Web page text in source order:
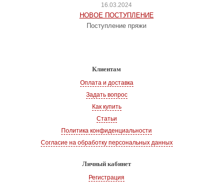
16.03.2024
НОВОЕ ПОСТУПЛЕНИЕ
Поступление пряжи
Клиентам
Оплата и доставка
Задать вопрос
Как купить
Статьи
Политика конфиденциальности
Согласие на обработку персональных данных
Личный кабинет
Регистрация